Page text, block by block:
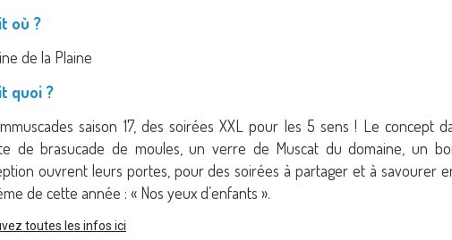
où ?
de la Plaine
quoi ?
saison 17, des soirées XXL pour les 5 sens ! Le concept
de brasucade de moules, un verre de Muscat du domaine, un
ouvrent leurs portes, pour des soirées à partager et à savourer
de cette année : « Nos yeux d’enfants ».
toutes les infos ici